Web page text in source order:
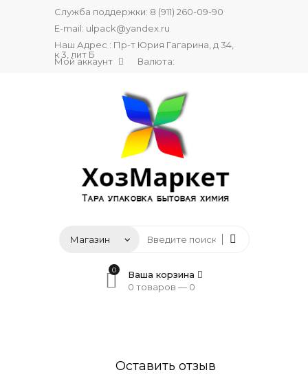
Служба поддержки: 8 (911) 260-09-90
E-mail: ulpack@yandex.ru
Наш Адрес : Пр-т Юрия Гагарина, д 34,
к 3, лит Б
Мой аккаунт Валюта:
0
Ваша корзина
0 товаров — 0
Оставить отзыв